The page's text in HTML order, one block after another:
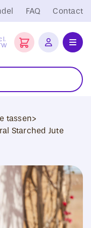
FAQ Contact
tassen>
Starched Jute